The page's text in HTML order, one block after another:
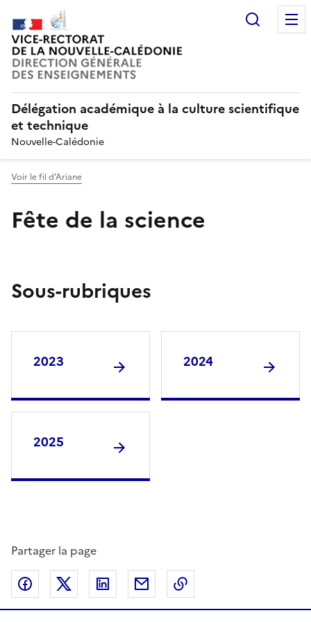
Délégation académique à la culture scientifique
et technique
Nouvelle-Calédonie
Voir le fil d’Ariane
Fête de la science
Sous-rubriques
2023 2024
2025
Partager la page
Partager sur Facebook
Partager sur Twitter
Partager sur LinkedIn
Partager par email